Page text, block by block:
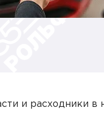
и расходники в